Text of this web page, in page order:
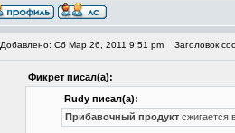
Добавлено: Сб Мар 26, 2011 9:51 pm Заголовок
Фикрет писал(а):
Rudy писал(а):
Прибавочный продукт сжигается